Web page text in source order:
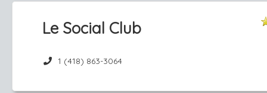
Le Social Club
1 (418) 863-3064